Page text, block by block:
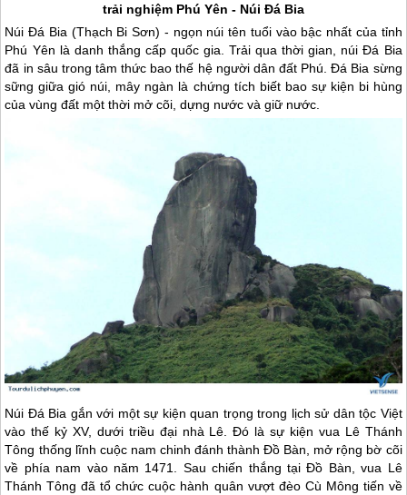
trải nghiệm Phú Yên - Núi Đá Bia
Núi Đá Bia (Thạch Bi Sơn) - ngọn núi tên tuổi vào bậc nhất của tỉnh
Phú Yên là danh thắng cấp quốc gia. Trải qua thời gian, núi Đá Bia
đã in sâu trong tâm thức bao thế hệ người dân đất Phú. Đá Bia sừng
sững giữa gió núi, mây ngàn là chứng tích biết bao sự kiện bi hùng
của vùng đất một thời mở cõi, dựng nước và giữ nước.
Núi Đá Bia gắn với một sự kiện quan trọng trong lịch sử dân tộc Việt
vào thế kỷ XV, dưới triều đại nhà Lê. Đó là sự kiện vua Lê Thánh
Tông thống lĩnh cuộc nam chinh đánh thành Đồ Bàn, mở rộng bờ cõi
về phía nam vào năm 1471. Sau chiến thắng tại Đồ Bàn, vua Lê
Thánh Tông đã tổ chức cuộc hành quân vượt đèo Cù Mông tiến về